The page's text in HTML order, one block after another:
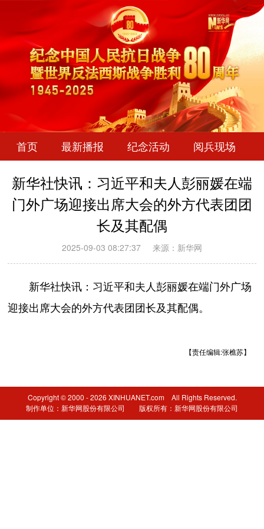
首页 最新播报 纪念活动 阅兵现场
新华社快讯：习近平和夫人彭丽媛在端
门外广场迎接出席大会的外方代表团团
长及其配偶
2025-09-03 08:27:37 来源：新华网
新华社快讯：习近平和夫人彭丽媛在端门外广场
迎接出席大会的外方代表团团长及其配偶。
【责任编辑:张樵苏】
Copyright © 2000 - 2026 XINHUANET.com All Rights Reserved.
制作单位：新华网股份有限公司 版权所有：新华网股份有限公司